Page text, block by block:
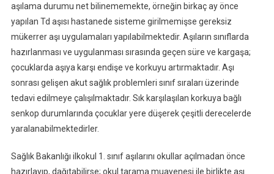
aşılama durumu net bilinememekte, örneğin birkaç ay önce
yapılan Td aşısı hastanede sisteme girilmemişse gereksiz
mükerrer aşı uygulamaları yapılabilmektedir. Aşıların sınıflarda
hazırlanması ve uygulanması sırasında geçen süre ve kargaşa;
çocuklarda aşıya karşı endişe ve korkuyu artırmaktadır. Aşı
sonrası gelişen akut sağlık problemleri sınıf sıraları üzerinde
tedavi edilmeye çalışılmaktadır. Sık karşılaşılan korkuya bağlı
senkop durumlarında çocuklar yere düşerek çeşitli derecelerde
yaralanabilmektedirler.
Sağlık Bakanlığı ilkokul 1. sınıf aşılarını okullar açılmadan önce
hazırlayıp, dağıtabilirse; okul tarama muayenesi ile birlikte aşı